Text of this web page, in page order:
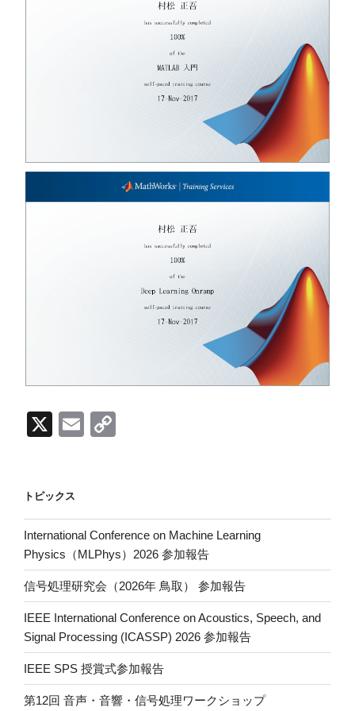
X
E
Li
n
k
トピックス
International Conference on Machine Learning
Physics（MLPhys）2026 参加報告
信号処理研究会（2026年 鳥取） 参加報告
IEEE International Conference on Acoustics, Speech, and
Signal Processing (ICASSP) 2026 参加報告
IEEE SPS 授賞式参加報告
第12回 音声・音響・信号処理ワークショップ